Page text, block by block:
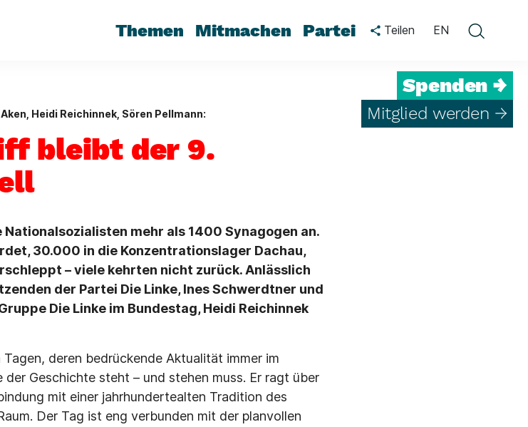
Themen Mitmachen Partei Teilen EN
Spenden →
Mitglied werden →
Heidi Reichinnek, Sören Pellmann:
bleibt der 9.
mehr als 1400 Synagogen an.
30.000 in die Konzentrationslager Dachau,
– viele kehrten nicht zurück. Anlässlich
der Partei Die Linke, Ines Schwerdtner und
Die Linke im Bundestag, Heidi Reichinnek
deren bedrückende Aktualität immer im
Geschichte steht – und stehen muss. Er ragt über
mit einer jahrhundertealten Tradition des
Der Tag ist eng verbunden mit der planvollen